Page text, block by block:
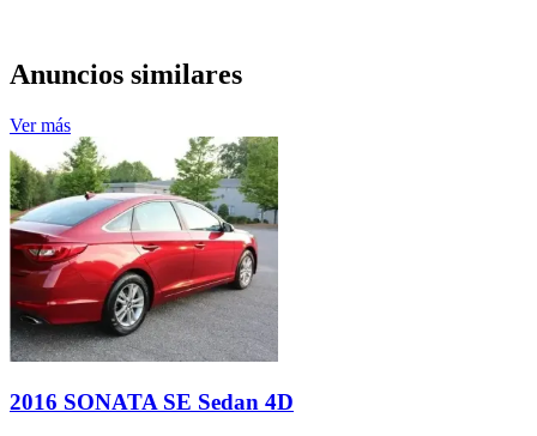
Anuncios similares
Ver más
2016 SONATA SE Sedan 4D